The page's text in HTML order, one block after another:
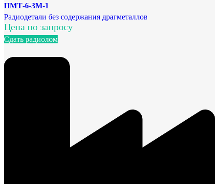
ПМТ-6-3М-1
Радиодетали без содержания драгметаллов
Цена по запросу
Сдать радиолом